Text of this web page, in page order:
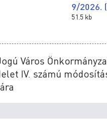
9/2026.
51.5 kb
Város
IV. számú